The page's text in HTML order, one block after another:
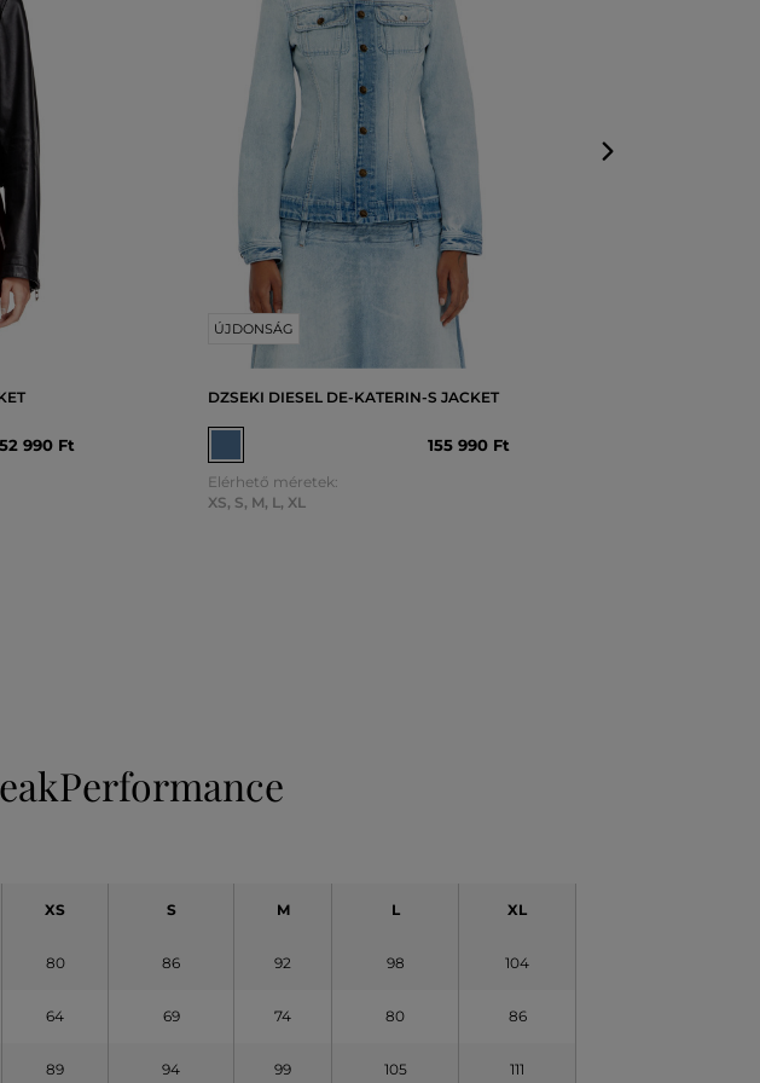
990 Ft
ÚJDONSÁG
DZSEKI DIESEL DE-KATERIN-S JACKET
155 990 Ft
Elérhető méretek:
XS, S, M, L , XL
XS S M L XL
80 86 92 98 104
64 69 74 80 86
89 94 99 105 111